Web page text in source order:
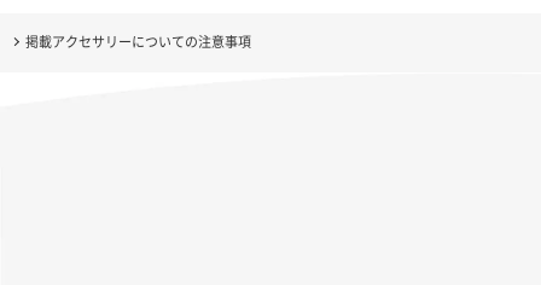
掲載アクセサリーについての注意事項